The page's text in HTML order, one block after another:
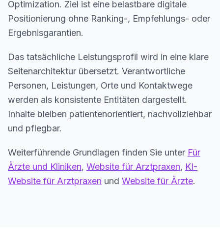
Optimization. Ziel ist eine belastbare digitale
Positionierung ohne Ranking-, Empfehlungs- oder
Ergebnisgarantien.
Das tatsächliche Leistungsprofil wird in eine klare
Seitenarchitektur übersetzt. Verantwortliche
Personen, Leistungen, Orte und Kontaktwege
werden als konsistente Entitäten dargestellt.
Inhalte bleiben patientenorientiert, nachvollziehbar
und pflegbar.
Weiterführende Grundlagen finden Sie unter Für
Ärzte und Kliniken, Website für Arztpraxen, KI-
Website für Arztpraxen und Website für Ärzte.